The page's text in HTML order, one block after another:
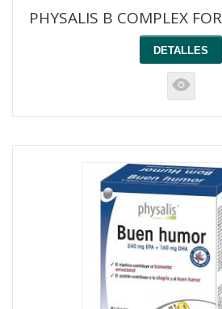
PHYSALIS B COMPLEX
DETALLES
K